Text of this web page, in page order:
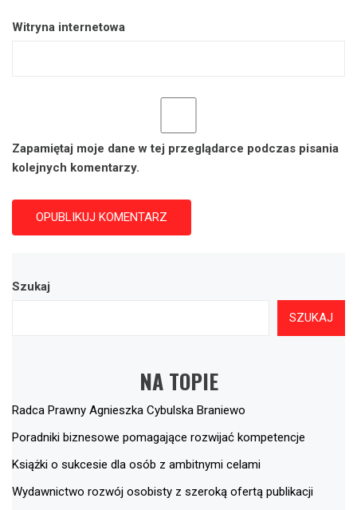
Witryna internetowa
Zapamiętaj moje dane w tej przeglądarce podczas pisania
kolejnych komentarzy.
Szukaj
SZUKAJ
NA TOPIE
Radca Prawny Agnieszka Cybulska Braniewo
Poradniki biznesowe pomagające rozwijać kompetencje
Książki o sukcesie dla osób z ambitnymi celami
Wydawnictwo rozwój osobisty z szeroką ofertą publikacji